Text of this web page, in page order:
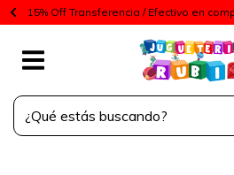
15% Off Transferencia / Efectivo en